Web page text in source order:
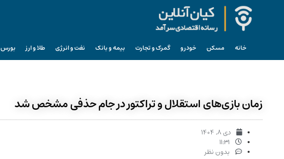
خانه مسکن خودرو گمرک و تجارت بیمه و بانک نفت و انرژی طلا و ارز بورس
زمان بازی‌های استقلال و تراکتور در جام حذفی مشخص شد
دی ۸, ۱۴۰۴
۱۱:۳۱
بدون نظر